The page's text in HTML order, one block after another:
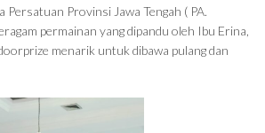
Persatuan Provinsi Jawa Tengah ( PA.
permainan yang dipandu oleh Ibu Erina,
menarik untuk dibawa pulang dan